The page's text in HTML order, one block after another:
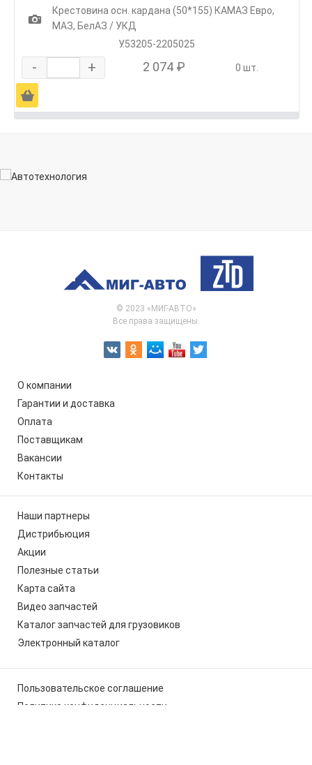
1
Крестовина осн. кардана (50*155) КАМАЗ Евро,
МАЗ, БелАЗ / УКД
У.53205-2205025
- + 2 074 ₽ 0 шт.
Ä
© 2023 «МИГ-АВТО»
Все права защищены.
О компании
Гарантии и доставка
Оплата
Поставщикам
Вакансии
Контакты
Наши партнеры
Дистрибьюция
Акции
Полезные статьи
Карта сайта
Видео запчастей
Каталог запчастей для грузовиков
Электронный каталог
Пользовательское соглашение
Политика конфиденциальности